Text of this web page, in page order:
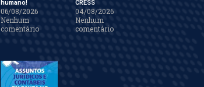
humano!
06/08/2026
Nenhum
comentário
CRESS
04/08/2026
Nenhum
comentário